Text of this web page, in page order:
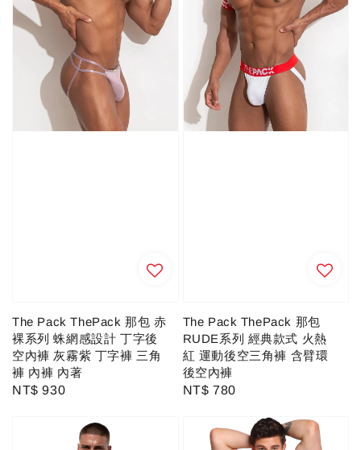
The Pack ThePack 那包 赤
裸系列 蛛網感設計 丁字後
空內褲 灰霧紫 丁字褲 三角
褲 內褲 內著
Regular
NT$ 930
The Pack ThePack 那包
RUDE系列 經典款式 火熱
紅 運動後空三角褲 含臂環
後空內褲
Regular
NT$ 780